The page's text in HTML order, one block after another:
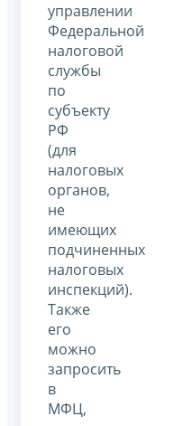
управлении
Федеральной
налоговой
службы
по
субъекту
РФ
(для
налоговых
органов,
не
имеющих
подчиненных
налоговых
инспекций).
Также
его
можно
запросить
в
МФЦ,